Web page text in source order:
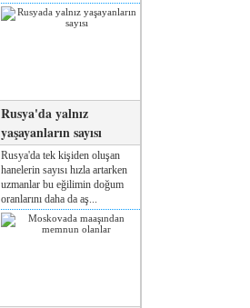
Rusya'da yalnız
yaşayanların sayısı
Rusya'da tek kişiden oluşan
hanelerin sayısı hızla artarken
uzmanlar bu eğilimin doğum
oranlarını daha da aş...